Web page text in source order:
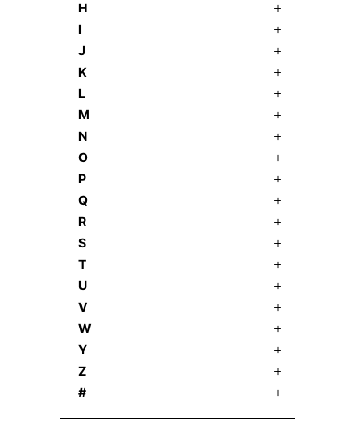
H
I
J
K
L
M
N
O
P
Q
R
S
T
U
V
W
Y
Z
#